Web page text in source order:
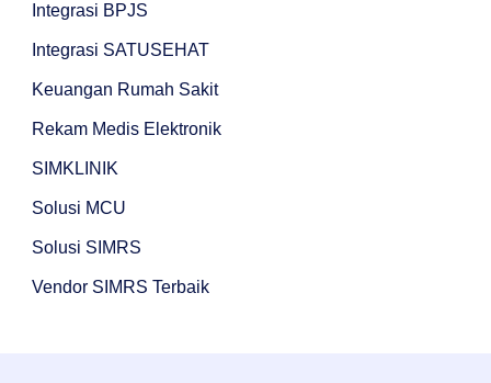
Integrasi BPJS
Integrasi SATUSEHAT
Keuangan Rumah Sakit
Rekam Medis Elektronik
SIMKLINIK
Solusi MCU
Solusi SIMRS
Vendor SIMRS Terbaik